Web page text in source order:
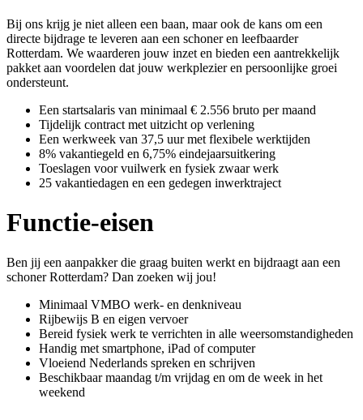
Bij ons krijg je niet alleen een baan, maar ook de kans om een
directe bijdrage te leveren aan een schoner en leefbaarder
Rotterdam. We waarderen jouw inzet en bieden een aantrekkelijk
pakket aan voordelen dat jouw werkplezier en persoonlijke groei
ondersteunt.
Een startsalaris van minimaal € 2.556 bruto per maand
Tijdelijk contract met uitzicht op verlening
Een werkweek van 37,5 uur met flexibele werktijden
8% vakantiegeld en 6,75% eindejaarsuitkering
Toeslagen voor vuilwerk en fysiek zwaar werk
25 vakantiedagen en een gedegen inwerktraject
Functie-eisen
Ben jij een aanpakker die graag buiten werkt en bijdraagt aan een
schoner Rotterdam? Dan zoeken wij jou!
Minimaal VMBO werk- en denkniveau
Rijbewijs B en eigen vervoer
Bereid fysiek werk te verrichten in alle weersomstandigheden
Handig met smartphone, iPad of computer
Vloeiend Nederlands spreken en schrijven
Beschikbaar maandag t/m vrijdag en om de week in het
weekend